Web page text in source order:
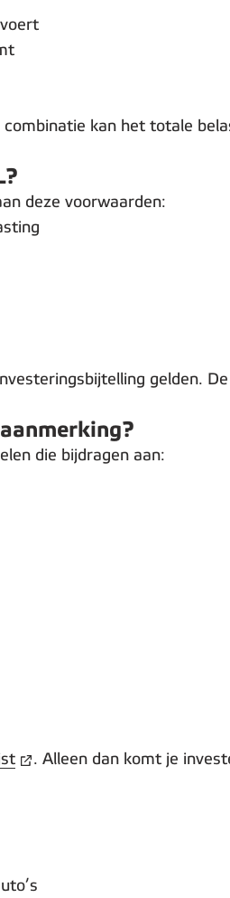
kan het totale
deze voorwaarden:
gelden.
die bijdragen aan:
. Alleen dan komt je